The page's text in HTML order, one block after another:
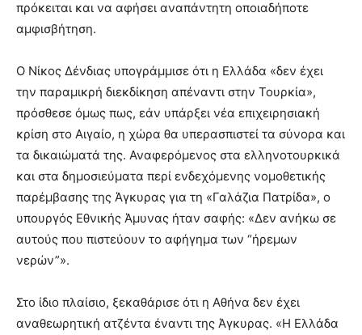
πρόκειται και να αφήσει αναπάντητη οποιαδήποτε
αμφισβήτηση.
Ο Νίκος Δένδιας υπογράμμισε ότι η Ελλάδα «δεν έχει
την παραμικρή διεκδίκηση απέναντι στην Τουρκία»,
πρόσθεσε όμως πως, εάν υπάρξει νέα επιχειρησιακή
κρίση στο Αιγαίο, η χώρα θα υπερασπιστεί τα σύνορα και
τα δικαιώματά της. Αναφερόμενος στα ελληνοτουρκικά
και στα δημοσιεύματα περί ενδεχόμενης νομοθετικής
παρέμβασης της Άγκυρας για τη «Γαλάζια Πατρίδα», ο
υπουργός Εθνικής Άμυνας ήταν σαφής: «Δεν ανήκω σε
αυτούς που πιστεύουν το αφήγημα των “ήρεμων
νερών”».
Στο ίδιο πλαίσιο, ξεκαθάρισε ότι η Αθήνα δεν έχει
αναθεωρητική ατζέντα έναντι της Άγκυρας. «Η Ελλάδα